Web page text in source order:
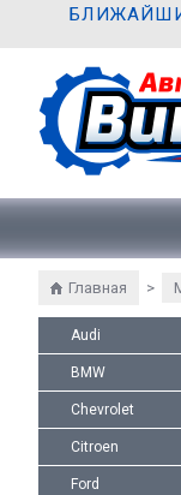
Главная >
Audi
BMW
Chevrolet
Citroen
Ford